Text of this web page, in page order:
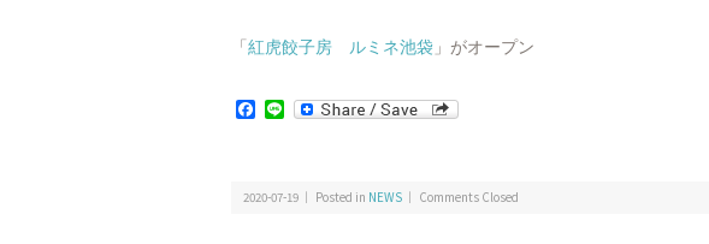
「 紅虎餃子房 ルミネ池袋 」がオープン
Facebook
Line
2020-07-19 ｜ Posted in NEWS Comments Closed